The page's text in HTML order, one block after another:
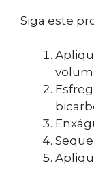
Siga este